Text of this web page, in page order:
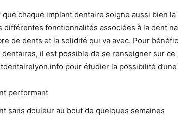
que chaque implant dentaire soigne aussi bien
différentes fonctionnalités associées à la dent
de dents et la solidité qui va avec. Pour
dentaires, il est possible de se renseigner sur
pour étudier la possibilité
performant
sans douleur au bout de quelques semaines